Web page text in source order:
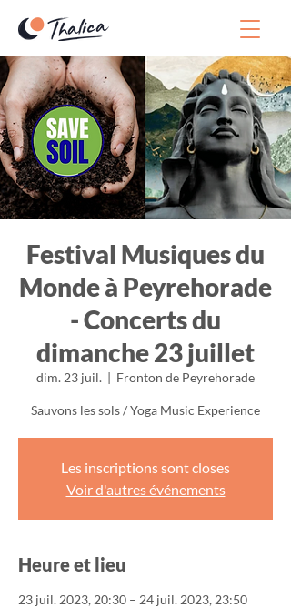
Festival Musiques du
Monde à Peyrehorade
- Concerts du
dimanche 23 juillet
dim. 23 juil.
  |
Fronton de Peyrehorade
Sauvons les sols / Yoga Music Experience
Les inscriptions sont closes
Voir d'autres événements
Heure et lieu
23 juil. 2023, 20:30 – 24 juil. 2023, 23:50